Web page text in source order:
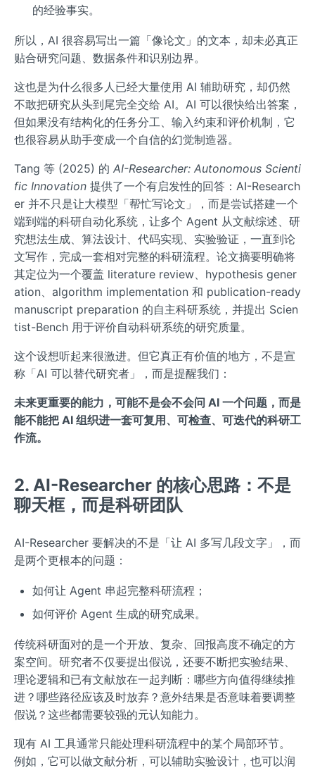
的经验事实。
所以，AI 很容易写出一篇「像论文」的文本，却未必真正
贴合研究问题、数据条件和识别边界。
这也是为什么很多人已经大量使用 AI 辅助研究，却仍然
不敢把研究从头到尾完全交给 AI。AI 可以很快给出答案，
但如果没有结构化的任务分工、输入约束和评价机制，它
也很容易从助手变成一个自信的幻觉制造器。
Tang 等 (2025) 的 AI-Researcher: Autonomous Scienti
fic Innovation 提供了一个有启发性的回答：AI-Research
er 并不只是让大模型「帮忙写论文」，而是尝试搭建一个
端到端的科研自动化系统，让多个 Agent 从文献综述、研
究想法生成、算法设计、代码实现、实验验证，一直到论
文写作，完成一套相对完整的科研流程。论文摘要明确将
其定位为一个覆盖 literature review、hypothesis gener
ation、algorithm implementation 和 publication-ready
manuscript preparation 的自主科研系统，并提出 Scien
tist-Bench 用于评价自动科研系统的研究质量。
这个设想听起来很激进。但它真正有价值的地方，不是宣
称「AI 可以替代研究者」，而是提醒我们：
未来更重要的能力，可能不是会不会问 AI 一个问题，而是
能不能把 AI 组织进一套可复用、可检查、可迭代的科研工
作流。
2. AI-Researcher 的核心思路：不是
聊天框，而是科研团队
AI-Researcher 要解决的不是「让 AI 多写几段文字」，而
是两个更根本的问题：
如何让 Agent 串起完整科研流程；
如何评价 Agent 生成的研究成果。
传统科研面对的是一个开放、复杂、回报高度不确定的方
案空间。研究者不仅要提出假说，还要不断把实验结果、
理论逻辑和已有文献放在一起判断：哪些方向值得继续推
进？哪些路径应该及时放弃？意外结果是否意味着要调整
假说？这些都需要较强的元认知能力。
现有 AI 工具通常只能处理科研流程中的某个局部环节。
例如，它可以做文献分析，可以辅助实验设计，也可以润